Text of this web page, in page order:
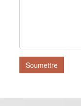
Soumettre